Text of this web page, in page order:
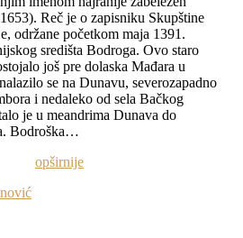
Reč je o zapisniku Skupštine
održane početkom maja 1391.
središta Bodroga. Ovo staro
još pre dolaska Mađara u
se na Dunavu, severozapadno
i nedaleko od sela Bačkog
je u meandrima Dunava do
Bodroška…
opširnije